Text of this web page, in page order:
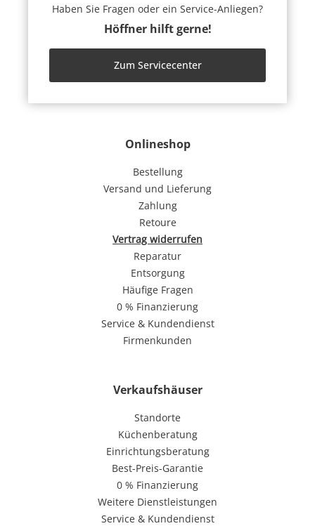
Onlineshop
Bestellung
Versand und Lieferung
Zahlung
Retoure
Vertrag widerrufen
Reparatur
Entsorgung
Häufige Fragen
0 % Finanzierung
Service & Kundendienst
Firmenkunden
Verkaufshäuser
Standorte
Küchenberatung
Einrichtungsberatung
Best-Preis-Garantie
0 % Finanzierung
Weitere Dienstleistungen
Service & Kundendienst
Haben Sie Fragen oder ein Service-Anliegen?
Höffner hilft gerne!
Zum Servicecenter